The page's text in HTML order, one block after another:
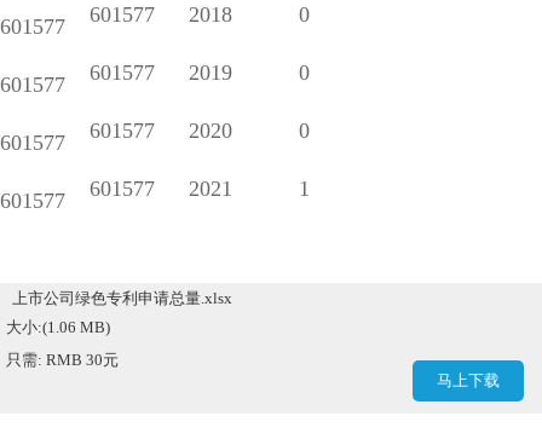
601577 601577 2018 0
601577 601577 2019 0
601577 601577 2020 0
601577 601577 2021 1
上市公司绿色专利申请总量.xlsx
大小:(1.06 MB)
只需: RMB 30元
马上下载